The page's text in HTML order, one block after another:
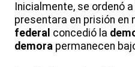
Inicialmente, se ordenó
presentara en prisión en
federal concedió la
demora permanecen